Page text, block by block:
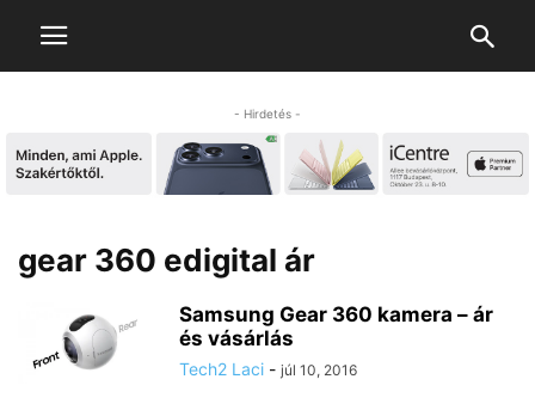
- Hirdetés -
gear 360 edigital ár
Samsung Gear 360 kamera – ár
és vásárlás
Tech2 Laci - júl 10, 2016